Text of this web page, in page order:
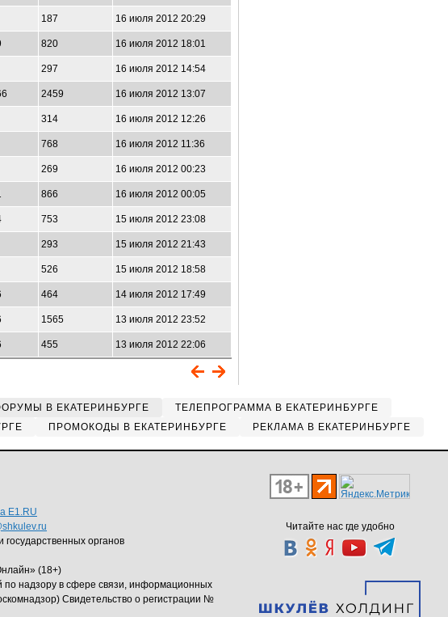
187 16 июля 2012 20:29
820 16 июля 2012 18:01
297 16 июля 2012 14:54
2459 16 июля 2012 13:07
314 16 июля 2012 12:26
768 16 июля 2012 11:36
269 16 июля 2012 00:23
866 16 июля 2012 00:05
753 15 июля 2012 23:08
293 15 июля 2012 21:43
526 15 июля 2012 18:58
464 14 июля 2012 17:49
1565 13 июля 2012 23:52
455 13 июля 2012 22:06
В ЕКАТЕРИНБУРГЕ
ТЕЛЕПРОГРАММА В ЕКАТЕРИНБУРГЕ
ПРОМОКОДЫ В ЕКАТЕРИНБУРГЕ РЕКЛАМА В ЕКАТЕРИНБУРГЕ
Читайте нас где удобно
E1.RU
органов
(18+)
по надзору в сфере связи, информационных
Свидетельство о регистрации №